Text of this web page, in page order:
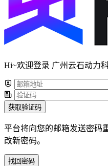
Hi~欢迎登录 广州云石动力
获取验证码
平台将向您的邮箱发送密码
改新密码。
找回密码